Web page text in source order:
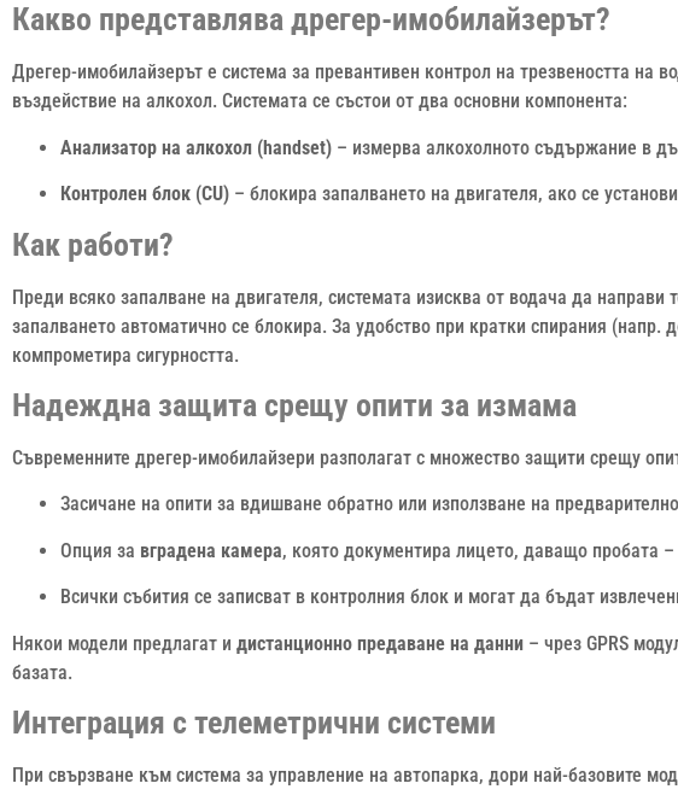
Какво представлява дрегер-имобилайзерът?
Дрегер-имобилайзерът е система за превантивен контрол на трезвеността на
въздействие на алкохол. Системата се състои от два основни компонента:
Анализатор на алкохол (handset) – измерва алкохолното съдържание в
Контролен блок (CU) – блокира запалването на двигателя, ако се
Как работи?
Преди всяко запалване на двигателя, системата изисква от водача да
запалването автоматично се блокира. За удобство при кратки спирания
компрометира сигурността.
Надеждна защита срещу опити за измама
Съвременните дрегер-имобилайзери разполагат с множество защити срещу
Засичане на опити за вдишване обратно или използване на
Опция за вградена камера, която документира лицето, даващо пробата
Всички събития се записват в контролния блок и могат да бъдат
Някои модели предлагат и дистанционно предаване на данни – чрез GPRS
базата.
Интеграция с телеметрични системи
При свързване към система за управление на автопарка, дори най-базовите